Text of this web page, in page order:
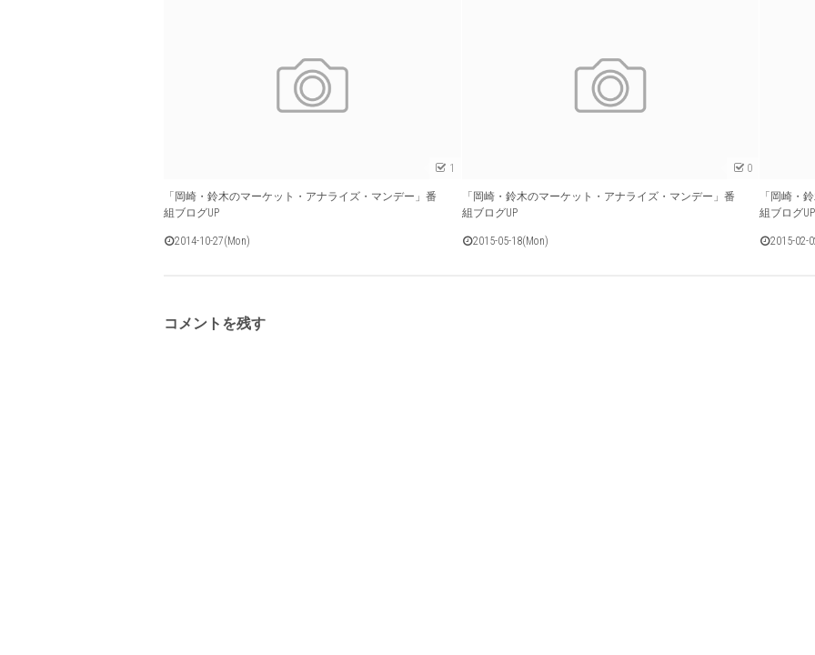
1
「岡崎・鈴木のマーケット・アナライズ・マンデー」番
組ブログUP
2014-10-27(Mon)
0
「岡崎・鈴木のマーケット・アナライズ・マンデー」番
組ブログUP
2015-05-18(Mon)
「岡崎・
組ブログUP
2015-02-
コメントを残す